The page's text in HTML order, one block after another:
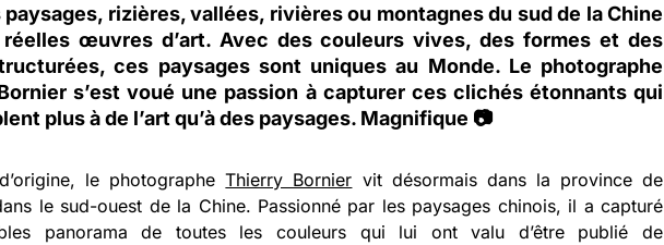
paysages, rizières, vallées, rivières ou montagnes du sud de la Chine
œuvres d’art. Avec des couleurs vives, des formes et des
ces paysages sont uniques au Monde. Le photographe
s’est voué une passion à capturer ces clichés étonnants qui
plus à de l’art qu’à des paysages. Magnifique 📷
le photographeThierry Bornier vit désormais dans la province de
le sud-ouest de la Chine. Passionné par les paysages chinois, il a capturé
panorama de toutes les couleurs qui lui ont valu d’être publié de